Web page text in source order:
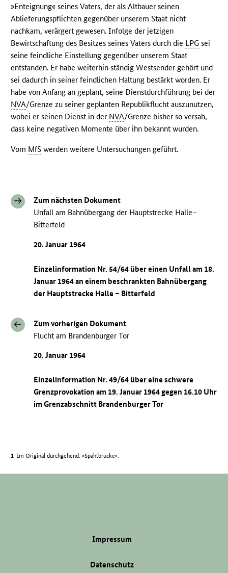
»Enteignung« seines Vaters, der als Altbauer seinen
Ablieferungspflichten gegenüber unserem Staat nicht
nachkam, verärgert gewesen. Infolge der jetzigen
Bewirtschaftung des Besitzes seines Vaters durch die LPG sei
seine feindliche Einstellung gegenüber unserem Staat
entstanden. Er habe weiterhin ständig Westsender gehört und
sei dadurch in seiner feindlichen Haltung bestärkt worden. Er
habe von Anfang an geplant, seine Dienstdurchführung bei der
NVA/Grenze zu seiner geplanten Republikflucht auszunutzen,
wobei er seinen Dienst in der NVA/Grenze bisher so versah,
dass keine negativen Momente über ihn bekannt wurden.
Vom MfS werden weitere Untersuchungen geführt.
Zum nächsten Dokument
Unfall am Bahnübergang der Hauptstrecke Halle–
Bitterfeld
20. Januar 1964
Einzelinformation Nr. 54/64 über einen Unfall am 18.
Januar 1964 an einem beschrankten Bahnübergang
der Hauptstrecke Halle – Bitterfeld
Zum vorherigen Dokument
Flucht am Brandenburger Tor
20. Januar 1964
Einzelinformation Nr. 49/64 über eine schwere
Grenzprovokation am 19. Januar 1964 gegen 16.10 Uhr
im Grenzabschnitt Brandenburger Tor
Im Original durchgehend: »Spähtbrücke«.
Impressum
Datenschutz